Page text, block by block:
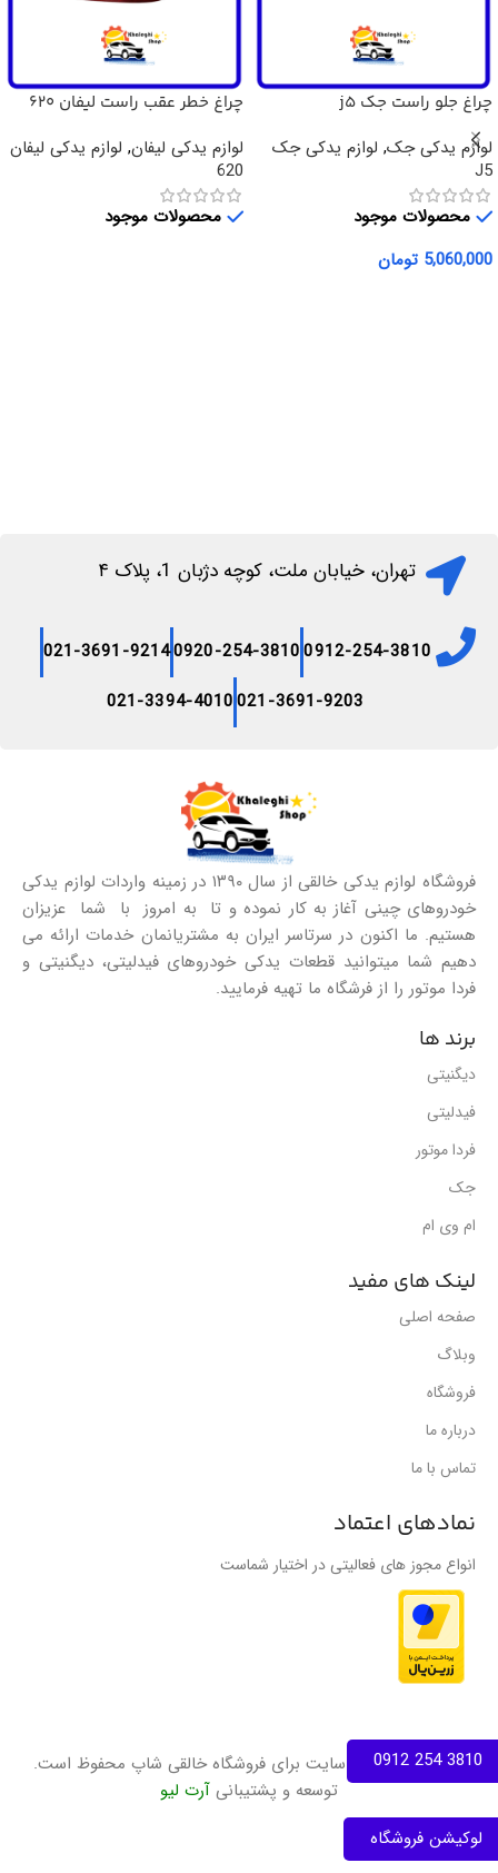
3810 254 0912
چراغ جلو راست جک j5
لوازم یدکی جک, لوازم یدکی جک
J5
محصولات موجود
5,060,000 تومان
چراغ خطر عقب راست لیفان 620
لوازم یدکی لیفان, لوازم یدکی لیفان
620
محصولات موجود
تهران، خیابان ملت، کوچه دژبان 1، پلاک ۴
0912-254-3810
0920-254-3810
021-3691-9214
021-3691-9203
021-3394-4010
لوکیشن فروشگاه
فروشگاه لوازم یدکی خالقی از سال ۱۳۹۰ در زمینه واردات لوازم یدکی
خودروهای چینی آغاز به کار نموده و تا به امروز با شما عزیزان
هستیم. ما اکنون در سرتاسر ایران به مشتریانمان خدمات ارائه می
دهیم شما میتوانید قطعات یدکی خودروهای فیدلیتی، دیگنیتی و
فردا موتور را از فرشگاه ما تهیه فرمایید.
برند ها
دیگنیتی
فیدلیتی
فردا موتور
جک
ام وی ام
لینک های مفید
صفحه اصلی
وبلاگ
فروشگاه
درباره ما
تماس با ما
نمادهای اعتماد
انواع مجوز های فعالیتی در اختیار شماست
تمامی حقوق این سایت برای فروشگاه خالقی شاپ محفوظ است.
توسعه و پشتیبانی آرت لیو